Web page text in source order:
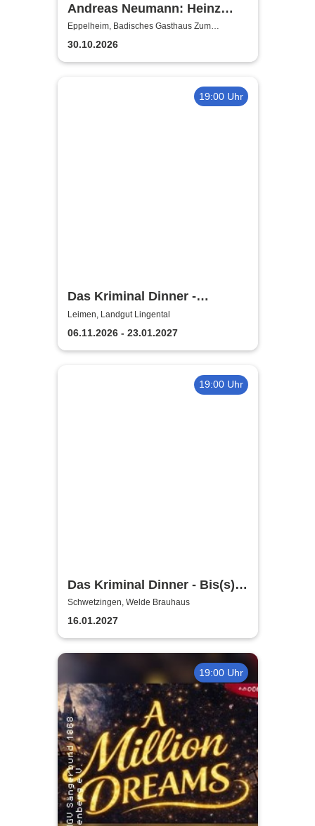
Andreas Neumann: Heinz
Erhardt Dinner Show
Eppelheim, Badisches Gasthaus Zum
Goldenen Löwen
30.10.2026
19:00 Uhr
Das Kriminal Dinner -
Alpenkrimi: Knödelmord beim
Gipfeltreffen
Leimen, Landgut Lingental
06.11.2026 - 23.01.2027
19:00 Uhr
Das Kriminal Dinner - Bis(s)
zum letzten Zug
Schwetzingen, Welde Brauhaus
16.01.2027
19:00 Uhr